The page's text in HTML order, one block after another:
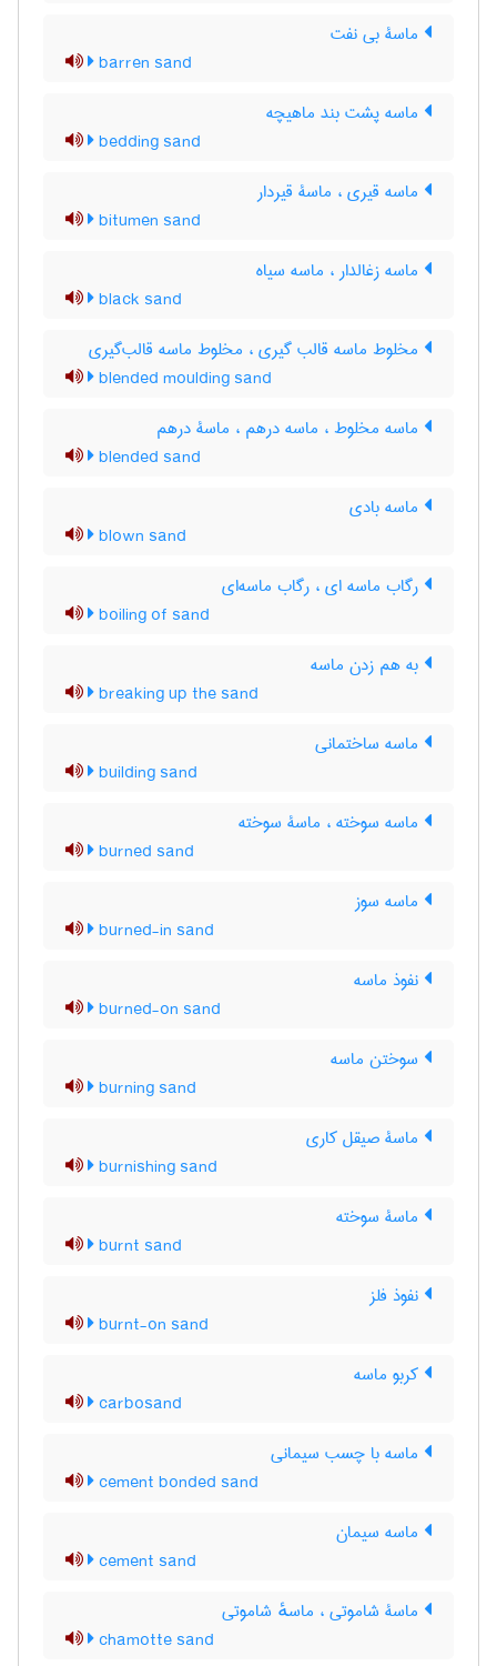
ماسۀ بی نفت
barren sand
ماسه پشت بند ماهیچه
bedding sand
ماسه قیری ، ماسۀ قیردار
bitumen sand
ماسه زغالدار ، ماسه سیاه
black sand
مخلوط ماسه قالب گیری ، مخلوط ماسه قالب‌گیری
blended moulding sand
ماسه مخلوط ، ماسه درهم ، ماسۀ درهم
blended sand
ماسه بادی
blown sand
رگاب ماسه ای ، رگاب ماسه‌ای
boiling of sand
به هم زدن ماسه
breaking up the sand
ماسه ساختمانی
building sand
ماسه سوخته ، ماسۀ سوخته
burned sand
ماسه سوز
burned-in sand
نفوذ ماسه
burned-on sand
سوختن ماسه
burning sand
ماسۀ صیقل کاری
burnishing sand
ماسۀ سوخته
burnt sand
نفوذ فلز
burnt-on sand
کربو ماسه
carbosand
ماسه با چسب سیمانی
cement bonded sand
ماسه سیمان
cement sand
ماسۀ شاموتی ، ماسهٔ شاموتی
chamotte sand